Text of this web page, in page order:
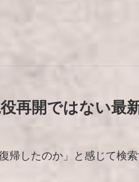
再開ではない最
帰したのか」と感じて検